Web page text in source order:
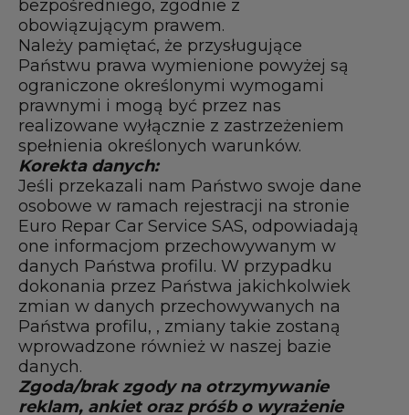
bezpośredniego, zgodnie z
obowiązującym prawem.
Należy pamiętać, że przysługujące
Państwu prawa wymienione powyżej są
ograniczone określonymi wymogami
prawnymi i mogą być przez nas
realizowane wyłącznie z zastrzeżeniem
spełnienia określonych warunków.
Korekta danych:
Jeśli przekazali nam Państwo swoje dane
osobowe w ramach rejestracji na stronie
Euro Repar Car Service SAS, odpowiadają
one informacjom przechowywanym w
danych Państwa profilu. W przypadku
dokonania przez Państwa jakichkolwiek
zmian w danych przechowywanych na
Państwa profilu, , zmiany takie zostaną
wprowadzone również w naszej bazie
danych.
Zgoda/brak zgody na otrzymywanie
reklam, ankiet oraz próśb o wyrażenie